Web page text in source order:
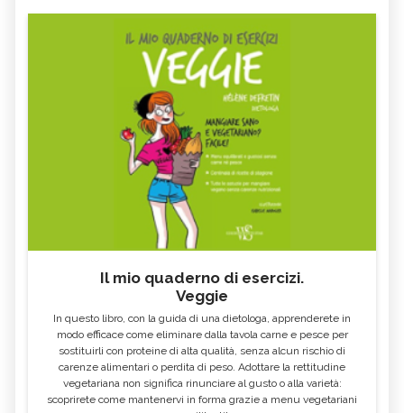
Il mio quaderno di esercizi.
Veggie
In questo libro, con la guida di una dietologa, apprenderete in
modo efficace come eliminare dalla tavola carne e pesce per
sostituirli con proteine di alta qualità, senza alcun rischio di
carenze alimentari o perdita di peso. Adottare la rettitudine
vegetariana non significa rinunciare al gusto o alla varietà:
scoprirete come mantenervi in forma grazie a menu vegetariani